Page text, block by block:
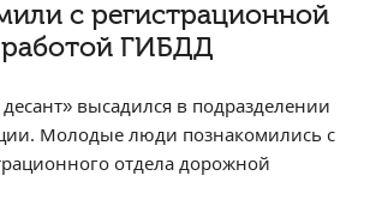
образования
совет
качества
с регистрационной
работой ГИБДД
высадился в подразделении
Молодые люди познакомились с
отдела дорожной